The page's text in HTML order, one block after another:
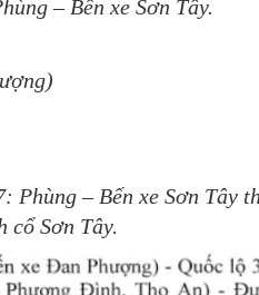
– Bến xe Sơn Tây.
Phùng – Bến xe Sơn Tây
cổ Sơn Tây.